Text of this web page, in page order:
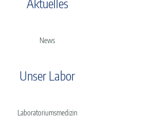
Aktuelles
News
Unser Labor
Laboratoriumsmedizin